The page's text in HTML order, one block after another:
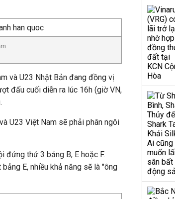
và U23 Nhật Bản đang đồng vị
đấu cuối diễn ra lúc 16h (giờ VN,
U23 Việt Nam sẽ phải phân ngôi
đứng thứ 3 bảng B, E hoặc F.
E, nhiều khả năng sẽ là "ông